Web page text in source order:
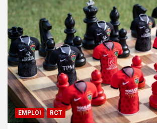
EMPLOI RCT